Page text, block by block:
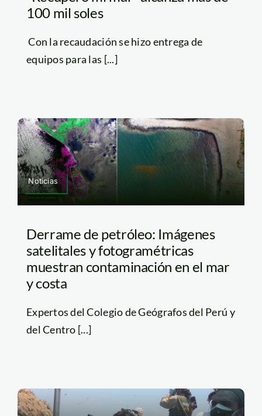
100 mil soles
Con la recaudación se hizo entrega de
equipos para las [...]
Noticias
Derrame de petróleo: Imágenes
satelitales y fotogramétricas
muestran contaminación en el mar
y costa
Expertos del Colegio de Geógrafos del Perú y
del Centro [...]